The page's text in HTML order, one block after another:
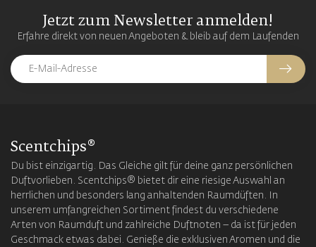
Jetzt zum Newsletter anmelden!
Erfahre direkt von neuen Angeboten & bleib auf dem Laufenden
Scentchips®
Du bist einzigartig. Das Gleiche gilt für deine ganz persönlichen
Duftvorlieben. Scentchips® bietet dir eine riesige Auswahl an
herrlichen und besonders lang anhaltenden Raumdüften. In
unserem umfangreichen Sortiment findest du verschiedene
Arten von Raumduft und zahlreiche Duftnoten – da ist für jeden
Geschmack etwas dabei. Genieße die exklusiven Aromen und die